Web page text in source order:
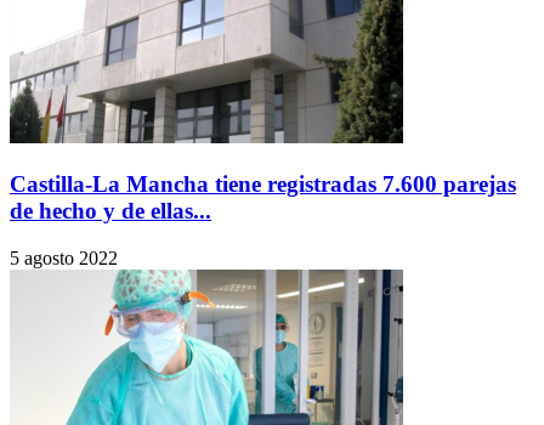
Castilla-La Mancha tiene registradas 7.600 parejas
de hecho y de ellas...
5 agosto 2022